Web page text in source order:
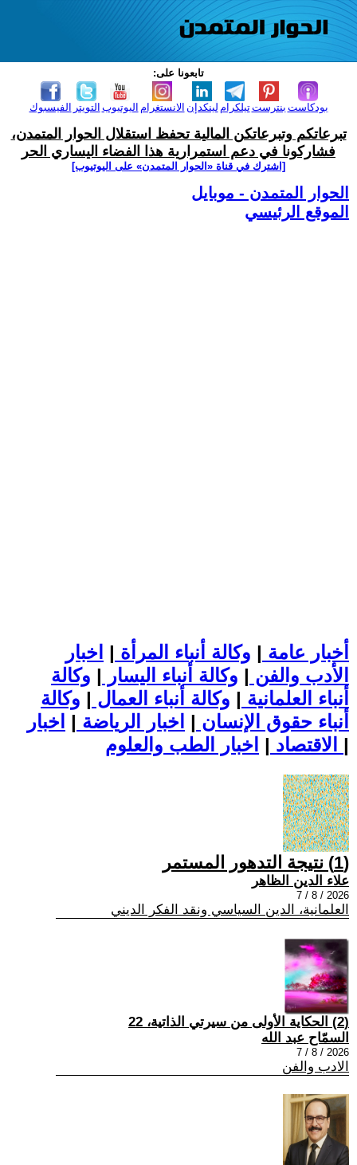
تابعونا على:
الفيسبوك التويتر اليوتيوب الانستغرام لينكدإن تيلكرامبنترست بودكاست
تبرعاتكم وتبرعاتكن المالية تحفظ استقلال الحوار المتمدن،
فشاركونا في دعم استمرارية هذا الفضاء اليساري الحر
[اشترك في قناة ‫«الحوار المتمدن» على اليوتيوب]
الحوار المتمدن - موبايل
الموقع الرئيسي
أخبار عامة | وكالة أنباء المرأة | اخبار
الأدب والفن | وكالة أنباء اليسار | وكالة
أنباء العلمانية | وكالة أنباء العمال | وكالة
أنباء حقوق الإنسان | اخبار الرياضة | اخبار
الاقتصاد | |
(1) نتيجة التدهور المستمر
علاء الدين الظاهر
2026 / 8 / 7
العلمانية، الدين السياسي ونقد الفكر الديني
(2) الحكاية الأولى من سيرتي الذاتية، 22
السمّاح عبد الله
2026 / 8 / 7
الادب والفن